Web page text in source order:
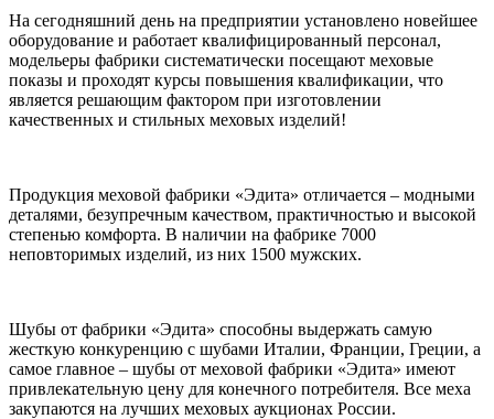
На сегодняшний день на предприятии установлено новейшее
оборудование и работает квалифицированный персонал,
модельеры фабрики систематически посещают меховые
показы и проходят курсы повышения квалификации, что
является решающим фактором при изготовлении
качественных и стильных меховых изделий!
Продукция меховой фабрики «Эдита» отличается – модными
деталями, безупречным качеством, практичностью и высокой
степенью комфорта. В наличии на фабрике 7000
неповторимых изделий, из них 1500 мужских.
Шубы от фабрики «Эдита» способны выдержать самую
жесткую конкуренцию с шубами Италии, Франции, Греции, а
самое главное – шубы от меховой фабрики «Эдита» имеют
привлекательную цену для конечного потребителя. Все меха
закупаются на лучших меховых аукционах России.